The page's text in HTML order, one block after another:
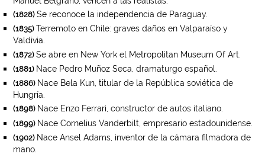
(1828)Se reconoce la independencia de Paraguay.
(1835)Terremoto en Chile: graves daños en Valparaíso y
Valdivia.
(1872)Se abre en New York el Metropolitan Museum Of Art.
(1881)Nace Pedro Muñoz Seca, dramaturgo español.
(1886)Nace Bela Kun, titular de la República soviética de
Hungría.
(1898)Nace Enzo Ferrari, constructor de autos italiano.
(1899)Nace Cornelius Vanderbilt, empresario estadounidense.
(1902)Nace Ansel Adams, inventor de la cámara filmadora de
mano.